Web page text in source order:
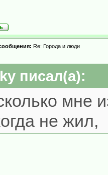
Re: Города и люди
писал(а):
мне
не жил,